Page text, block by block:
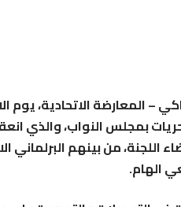
بمجلس النواب، والذي
اللجنة، من بينهم
الهام.